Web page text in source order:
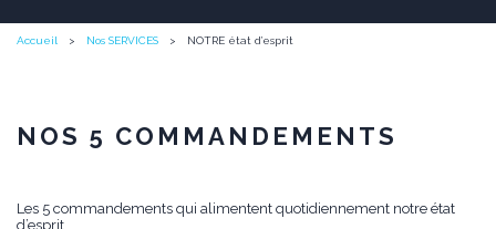
Accueil Nos SERVICES NOTRE état d’esprit
NOS 5 COMMANDEMENTS
Les 5 commandements qui alimentent quotidiennement notre état
d’esprit